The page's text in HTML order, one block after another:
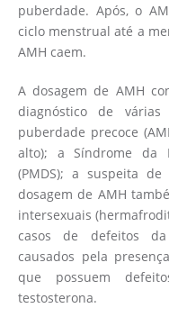
puberdade. Após, o
ciclo menstrual até a
AMH caem.
A dosagem de AMH
diagnóstico de
puberdade precoce
alto); a Síndrome da
(PMDS); a suspeita
dosagem de AMH
intersexuais
casos de defeitos da
causados pela
que possuem
testosterona.